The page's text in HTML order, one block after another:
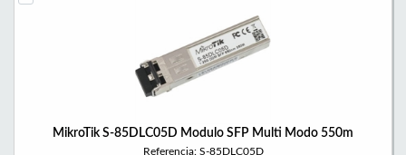
MikroTik S-85DLC05D Modulo SFP Multi Modo 550m
Referencia: S-85DLC05D